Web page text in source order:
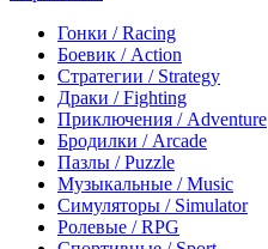
Гонки / Racing
Боевик / Action
Стратегии / Strategy
Драки / Fighting
Приключения / Adventure
Бродилки / Arcade
Пазлы / Puzzle
Музыкальные / Music
Симуляторы / Simulator
Ролевые / RPG